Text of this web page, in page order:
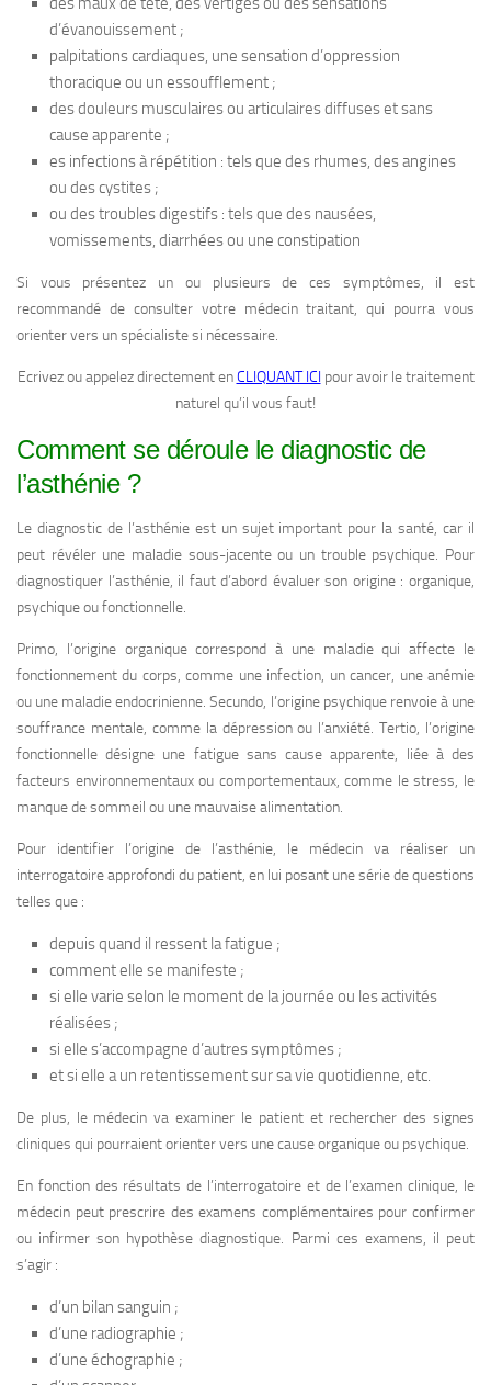
d’évanouissement ;
palpitations cardiaques, une sensation d’oppression
thoracique ou un essoufflement ;
des douleurs musculaires ou articulaires diffuses et sans
cause apparente ;
es infections à répétition : tels que des rhumes, des angines
ou des cystites ;
ou des troubles digestifs : tels que des nausées,
vomissements, diarrhées ou une constipation
Si vous présentez un ou plusieurs de ces symptômes, il est
recommandé de consulter votre médecin traitant, qui pourra vous
orienter vers un spécialiste si nécessaire.
Ecrivez ou appelez directement enCLIQUANT ICI pour avoir le traitement
naturel qu’il vous faut!
Comment se déroule le diagnostic de
l’asthénie ?
Le diagnostic de l’asthénie est un sujet important pour la santé, car il
peut révéler une maladie sous-jacente ou un trouble psychique. Pour
diagnostiquer l’asthénie, il faut d’abord évaluer son origine : organique,
psychique ou fonctionnelle.
Primo, l’origine organique correspond à une maladie qui affecte le
fonctionnement du corps, comme une infection, un cancer, une anémie
ou une maladie endocrinienne. Secundo, l’origine psychique renvoie à une
souffrance mentale, comme la dépression ou l’anxiété. Tertio, l’origine
fonctionnelle désigne une fatigue sans cause apparente, liée à des
facteurs environnementaux ou comportementaux, comme le stress, le
manque de sommeil ou une mauvaise alimentation.
Pour identifier l’origine de l’asthénie, le médecin va réaliser un
interrogatoire approfondi du patient, en lui posant une série de questions
telles que :
depuis quand il ressent la fatigue ;
comment elle se manifeste ;
si elle varie selon le moment de la journée ou les activités
réalisées ;
si elle s’accompagne d’autres symptômes ;
et si elle a un retentissement sur sa vie quotidienne, etc.
De plus, le médecin va examiner le patient et rechercher des signes
cliniques qui pourraient orienter vers une cause organique ou psychique.
En fonction des résultats de l’interrogatoire et de l’examen clinique, le
médecin peut prescrire des examens complémentaires pour confirmer
ou infirmer son hypothèse diagnostique. Parmi ces examens, il peut
s’agir :
d’un bilan sanguin ;
d’une radiographie ;
d’une échographie ;